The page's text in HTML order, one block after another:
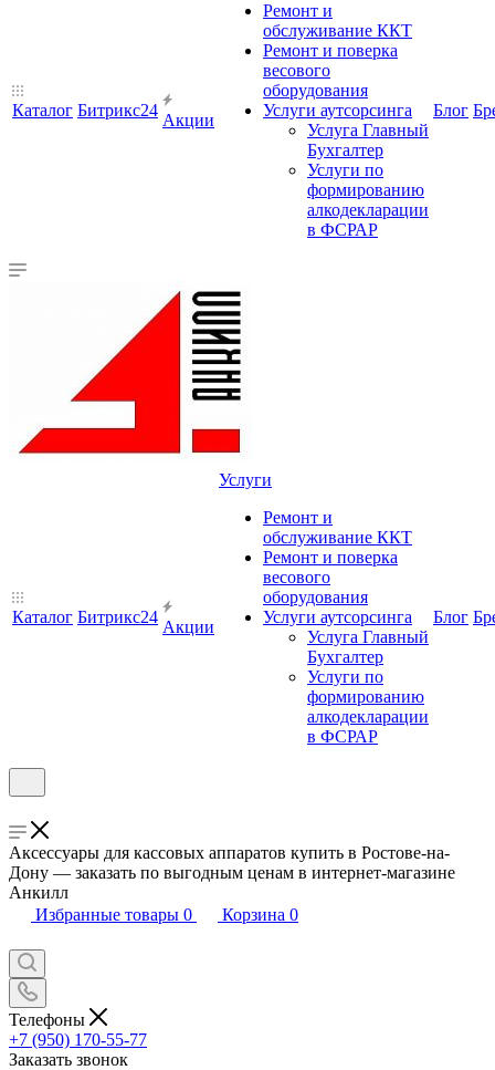
Каталог Битрикс24
Акции
Ремонт и
обслуживание ККТ
Ремонт и поверка
весового
оборудования
Услуги аутсорсинга
Услуга Главный
Бухгалтер
Услуги по
формированию
алкодекларации
в ФСРАР
Блог
Каталог Битрикс24
Акции
Услуги
Ремонт и
обслуживание ККТ
Ремонт и поверка
весового
оборудования
Услуги аутсорсинга
Услуга Главный
Бухгалтер
Услуги по
формированию
алкодекларации
в ФСРАР
Блог
Аксессуары для кассовых аппаратов купить в Ростове-на-
Дону — заказать по выгодным ценам в интернет-магазине
Анкилл
Избранные товары 0 Корзина 0
Телефоны
+7 (950) 170-55-77
Заказать звонок